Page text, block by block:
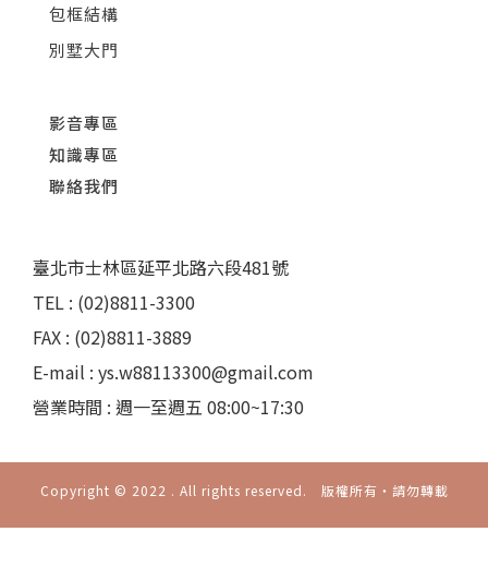
包框結構
別墅大門
影音專區
知識專區
聯絡我們
臺北市士林區延平北路六段481號
TEL : (02)8811-3300
FAX : (02)8811-3889
E-mail : ys.w88113300@gmail.com
營業時間 : 週一至週五 08:00~17:30
Copyright © 2022 . All rights reserved. 版權所有‧請勿轉載